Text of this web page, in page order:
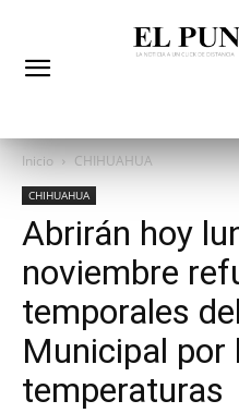
Inicio CHIHUAHUA
CHIHUAHUA
Abrirán hoy
noviembre
temporales
Municipal por
temperaturas